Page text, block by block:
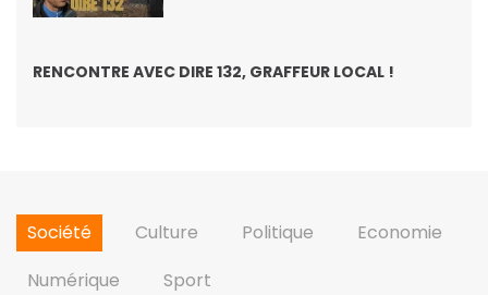
RENCONTRE AVEC DIRE 132, GRAFFEUR LOCAL !
Société Culture Politique
Economie
Numérique
Sport